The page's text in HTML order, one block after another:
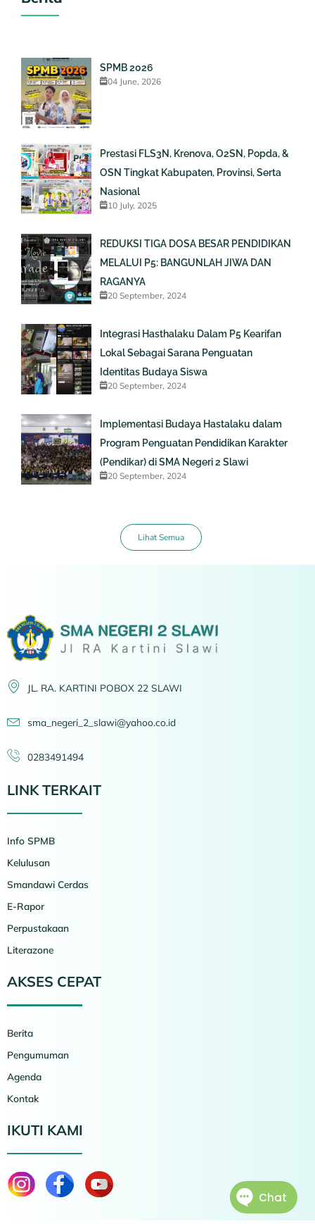
SPMB 2026
04 June, 2026
Prestasi FLS3N, Krenova, O2SN, Popda, &
OSN Tingkat Kabupaten, Provinsi, Serta
Nasional
10 July, 2025
REDUKSI TIGA DOSA BESAR PENDIDIKAN
MELALUI P5: BANGUNLAH JIWA DAN
RAGANYA
20 September, 2024
Integrasi Hasthalaku Dalam P5 Kearifan
Lokal Sebagai Sarana Penguatan
Identitas Budaya Siswa
20 September, 2024
Implementasi Budaya Hastalaku dalam
Program Penguatan Pendidikan Karakter
(Pendikar) di SMA Negeri 2 Slawi
20 September, 2024
Lihat Semua
JL. RA. KARTINI POBOX 22 SLAWI
sma_negeri_2_slawi@yahoo.co.id
0283491494
LINK TERKAIT
Info SPMB
Kelulusan
Smandawi Cerdas
E-Rapor
Perpustakaan
Literazone
AKSES CEPAT
Berita
Pengumuman
Agenda
Kontak
IKUTI KAMI